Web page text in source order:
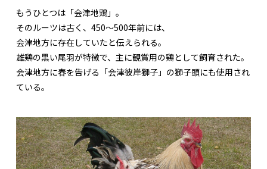
もうひとつは「会津地鶏」。
そのルーツは古く、450〜500年前には、
会津地方に存在していたと伝えられる。
雄鶏の黒い尾羽が特徴で、主に観賞用の鶏として飼育された。
会津地方に春を告げる「会津彼岸獅子」の獅子頭にも使用され
ている。